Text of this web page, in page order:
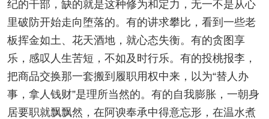
纪的干部，缺的就是这种修为和定力，无一不是从心
里破防开始走向堕落的。有的讲求攀比，看到一些老
板挥金如土、花天酒地，就心态失衡。有的贪图享
乐，感叹人生苦短，不如及时行乐。有的投桃报李，
把商品交换那一套搬到履职用权中来，以为“替人办
事，拿人钱财”是理所当然的。有的自我膨胀，一朝身
居要职就飘飘然，在阿谀奉承中得意忘形，在温水煮